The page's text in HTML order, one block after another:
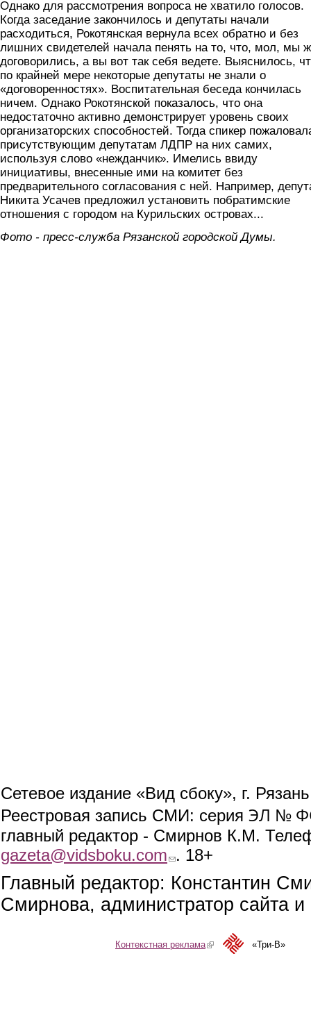
Однако для рассмотрения вопроса не хватило голосов.
Когда заседание закончилось и депутаты начали
расходиться, Рокотянская вернула всех обратно и без
лишних свидетелей начала пенять на то, что, мол, мы
договорились, а вы вот так себя ведете. Выяснилось,
по крайней мере некоторые депутаты не знали о
«договоренностях». Воспитательная беседа кончилась
ничем. Однако Рокотянской показалось, что она
недостаточно активно демонстрирует уровень своих
организаторских способностей. Тогда спикер
присутствующим депутатам ЛДПР на них самих,
используя слово «нежданчик». Имелись ввиду
инициативы, внесенные ими на комитет без
предварительного согласования с ней. Например,
Никита Усачев предложил установить побратимские
отношения с городом на Курильских островах...
Фото - пресс-служба Рязанской городской Думы.
Сетевое издание «Вид сбоку», г.
Реестровая запись СМИ: серия ЭЛ №
главный редактор - Смирнов К.М.
gazeta@vidsboku.com (link sends e-mail)
. 18+
Главный редактор: Константин
Смирнова, администратор сайта
Контекстная реклама(link is external)«Три-В»